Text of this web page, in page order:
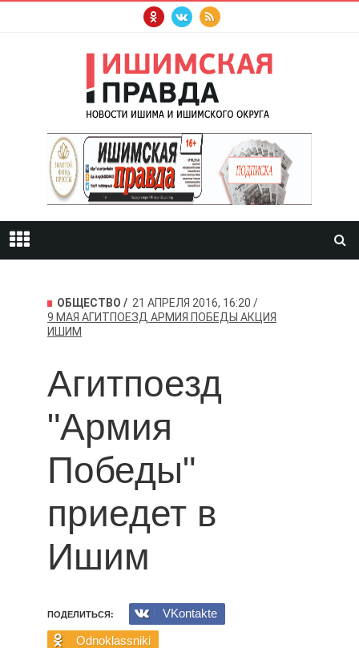
ОБЩЕСТВО
21 АПРЕЛЯ 2016, 16:20
9 МАЯ АГИТПОЕЗД АРМИЯ ПОБЕДЫ АКЦИЯ
ИШИМ
Агитпоезд
"Армия
Победы"
приедет в
Ишим
ПОДЕЛИТЬСЯ:
VKontakte
Odnoklassniki